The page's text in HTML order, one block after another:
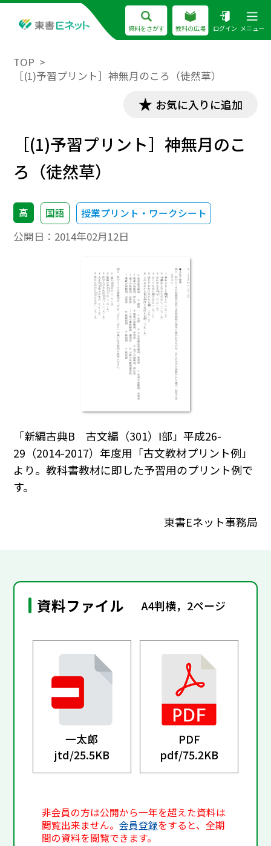
資料をさがす 教科の広場 ログイン メニュー
TOP
［(1)予習プリント］神無月のころ（徒然草）
お気に入りに追加
［(1)予習プリント］神無月のこ
ろ（徒然草）
高 国語 授業プリント・ワークシート
公開日： 2014年02月12日
「新編古典B 古文編（301）Ⅰ部」平成26-
29（2014-2017）年度用「古文教材プリント例」
より。教科書教材に即した予習用のプリント例で
す。
東書Eネット事務局
資料ファイル A4判横，2ページ
一太郎
jtd/25.5KB
PDF
pdf/75.2KB
非会員の方は公開から一年を超えた資料は
閲覧出来ません。会員登録をすると、全期
間の資料を閲覧できます。